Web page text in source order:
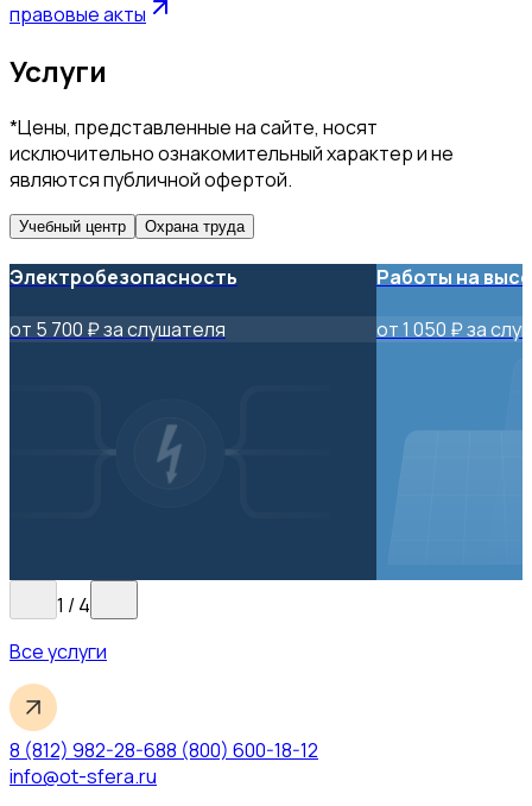
правовые акты
Услуги
*Цены, представленные на сайте, носят
исключительно ознакомительный характер и не
являются публичной офертой.
Учебный центр Охрана труда
Электробезопасность
от 5 700 ₽ за слушателя
Работы на
от 1 050 ₽ за
1 /4
Все услуги
8 (812) 982-28-688 (800) 600-18-12
info@ot-sfera.ru